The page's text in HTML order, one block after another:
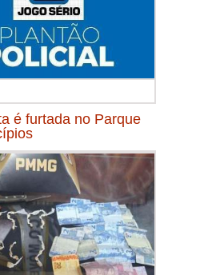
é furtada no Parque